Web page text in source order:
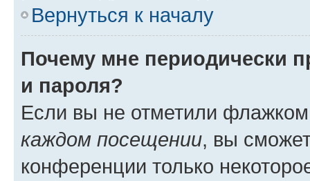
Вернуться к началу
Почему мне периодически
и пароля?
Если вы не отметили
каждом посещении, вы
конференции только